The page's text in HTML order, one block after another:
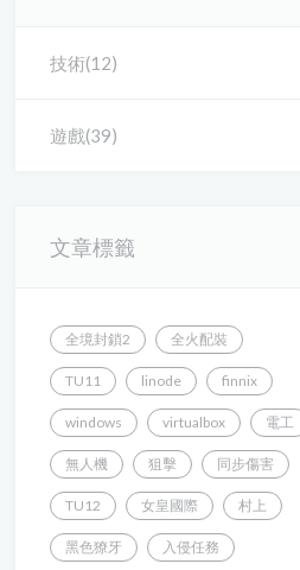
技術(12)
遊戲(39)
文章標籤
全境封鎖2 全火配裝
TU11 linode finnix
windows virtualbox 電工
無人機 狙擊 同步傷害
TU12 女皇國際 村上
黑色獠牙 入侵任務